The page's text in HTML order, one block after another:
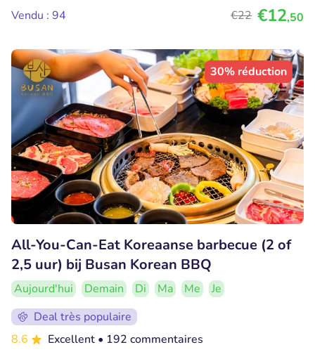
Vendu : 94
€22 €12,50
30% réduction
All-You-Can-Eat Koreaanse barbecue (2 of
2,5 uur) bij Busan Korean BBQ
Aujourd'hui Demain Di Ma Me
Je
Deal très populaire
8.6
Excellent • 192 commentaires